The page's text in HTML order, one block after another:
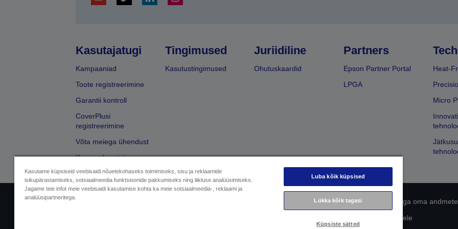
Kasutajatugi
Kampaaniad
Toote registreerimine
Garantii kontroll
CoverPlusi
registreerimine
Võta meiega ühendust
Kaupmehe otsing
Tingimused
Kasutustingimused
Juriidiline
Ohutuskaardid
Partners
Epson Partner Portal
LPGA
Heat-
Micro
EU Data Act Compliance
Võtke meiega oma
Epsoni pühendumine juurdepääsetavusele
Kasutame küpsiseid veebisaidi nõuetekohaseks toimimiseks, sisu ja reklaamide
isikupärastamiseks, sotsiaalmeedia funktsioonide pakkumiseks ning liikluse analüüsimiseks.
Jagame teie infot meie veebisaidi kasutamise kohta ka meie sotsiaalmeedia-, reklaami ja
analüüsipartneritega.
Luba kõik küpsised
Lükka kõik tagasi
Küpsiste sätted